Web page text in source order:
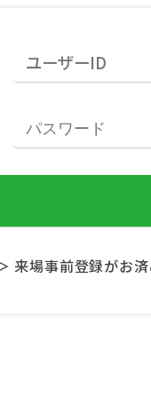
来場事前登録がお